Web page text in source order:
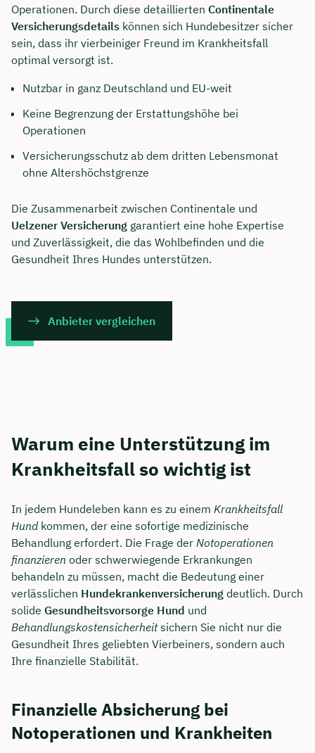
Operationen. Durch diese detaillierten Continentale
Versicherungsdetails können sich Hundebesitzer sicher
sein, dass ihr vierbeiniger Freund im Krankheitsfall
optimal versorgt ist.
Nutzbar in ganz Deutschland und EU-weit
Keine Begrenzung der Erstattungshöhe bei
Operationen
Versicherungsschutz ab dem dritten Lebensmonat
ohne Altershöchstgrenze
Die Zusammenarbeit zwischen Continentale und
Uelzener Versicherung garantiert eine hohe Expertise
und Zuverlässigkeit, die das Wohlbefinden und die
Gesundheit Ihres Hundes unterstützen.
Anbieter vergleichen
Warum eine Unterstützung im
Krankheitsfall so wichtig ist
In jedem Hundeleben kann es zu einem Krankheitsfall
Hundkommen, der eine sofortige medizinische
Behandlung erfordert. Die Frage der Notoperationen
finanzieren oder schwerwiegende Erkrankungen
behandeln zu müssen, macht die Bedeutung einer
verlässlichen Hundekrankenversicherung deutlich. Durch
solide Gesundheitsvorsorge Hund und
Behandlungskostensicherheitsichern Sie nicht nur die
Gesundheit Ihres geliebten Vierbeiners, sondern auch
Ihre finanzielle Stabilität.
Finanzielle Absicherung bei
Notoperationen und Krankheiten